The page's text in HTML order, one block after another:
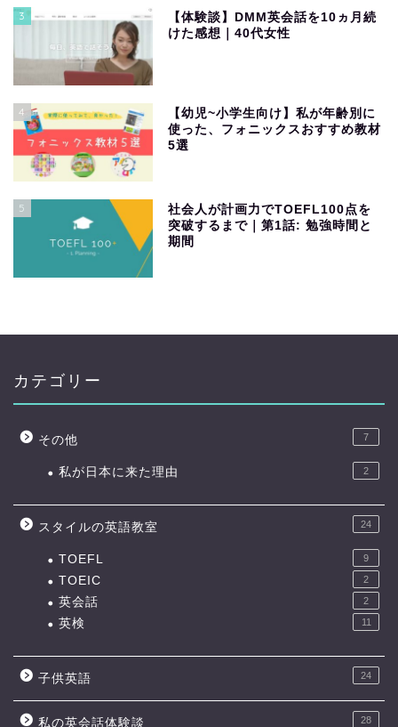
3
【体験談】DMM英会話を10ヵ月続
けた感想｜40代女性
4
【幼児~小学生向け】私が年齢別に
使った、フォニックスおすすめ教材
5選
5
社会人が計画力でTOEFL100点を
突破するまで｜第1話: 勉強時間と
期間
カテゴリー
その他 7
私が日本に来た理由 2
スタイルの英語教室 24
TOEFL 9
TOEIC 2
英会話 2
英検 11
子供英語 24
私の英会話体験談 28